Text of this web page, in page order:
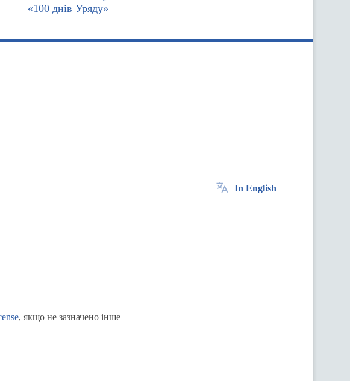
«100 днів Уряду»
In English
, якщо не зазначено інше